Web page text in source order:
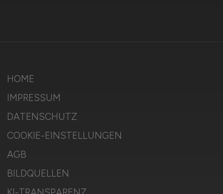
HOME
IMPRESSUM
DATENSCHUTZ
COOKIE-EINSTELLUNGEN
AGB
BILDQUELLEN